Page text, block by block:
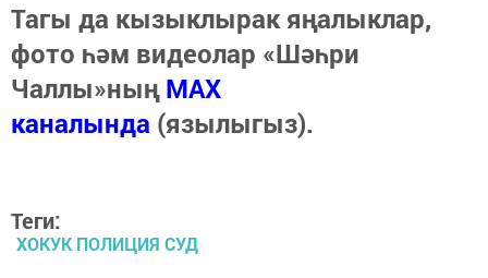
Тагы да кызыклырак яңалыклар,
фото һәм видеолар «Шәһри
Чаллы»ныңMAX
каналында (язылыгыз).
Теги:
ХОКУК ПОЛИЦИЯ СУД